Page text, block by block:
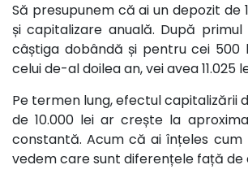
Să presupunem că ai un depozit de
și capitalizare anuală. După
câștiga dobândă și pentru cei 500
celui de-al doilea an, vei avea 11.025
Pe termen lung, efectul capitalizării
de 10.000 lei ar crește la
constantă. Acum că ai înțeles cum
vedem care sunt diferențele față de